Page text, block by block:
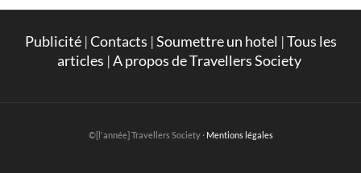
Publicité|Contacts |Soumettre un hotel |Tous les
articles |A propos de Travellers Society
©[l'année] Travellers Society · Mentions légales